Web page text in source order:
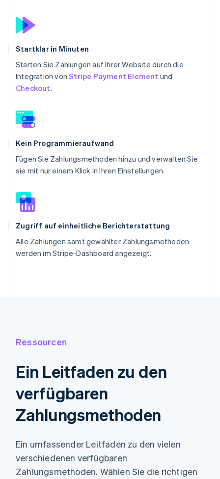
Startklar in Minuten
Starten Sie Zahlungen auf Ihrer Website durch die
Integration vonStripe Payment Element und
Checkout.
Kein Programmieraufwand
Fügen Sie Zahlungsmethoden hinzu und verwalten Sie
sie mit nur einem Klick in Ihren Einstellungen.
Zugriff auf einheitliche Berichterstattung
Alle Zahlungen samt gewählter Zahlungsmethoden
werden im Stripe-Dashboard angezeigt.
Ressourcen
Ein Leitfaden zu den
verfügbaren
Zahlungsmethoden
Ein umfassender Leitfaden zu den vielen
verschiedenen verfügbaren
Zahlungsmethoden. Wählen Sie die richtigen